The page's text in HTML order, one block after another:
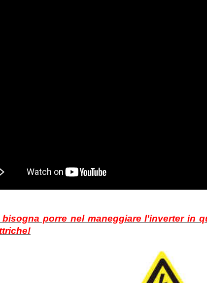
porre nel maneggiare l'inverter in